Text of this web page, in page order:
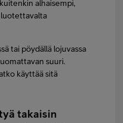
alhaisempi,
luotettavalta
tai pöydällä lojuvassa
suuri.
käyttää sitä
takaisin